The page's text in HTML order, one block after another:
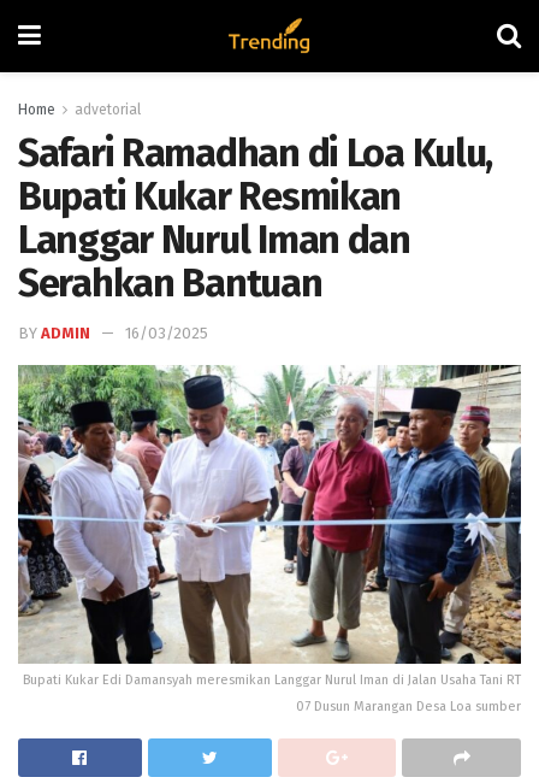
Home advetorial
Safari Ramadhan di Loa Kulu,
Bupati Kukar Resmikan
Langgar Nurul Iman dan
Serahkan Bantuan
BY ADMIN 16/03/2025
Bupati Kukar Edi Damansyah meresmikan Langgar Nurul Iman di Jalan Usaha Tani RT
07 Dusun Marangan Desa Loa sumber